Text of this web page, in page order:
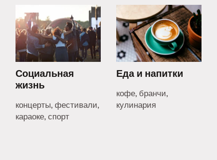
Социальная
жизнь
концерты, фестивали,
караоке, спорт
Еда и напитки
кофе, бранчи,
кулинария